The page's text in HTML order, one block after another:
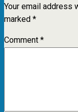
Your email address
marked*
Comment*